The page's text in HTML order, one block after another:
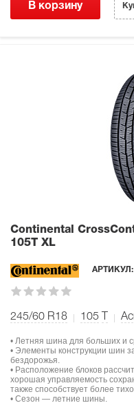
В корзину
Continental
105T XL
АРТИКУЛ:
245/60 R18 105
• Летняя шина для больших и
• Элементы конструкции шин
бездорожья.
• Расположение блоков
хорошая управляемость
также способствует более
• Сезон — летние шины.